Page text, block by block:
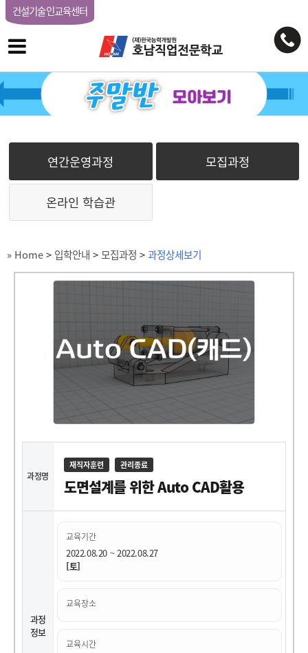
건설기술인교육센터
연간운영과정 모집과정
온라인 학습관
» Home> 입학안내 >모집과정 >과정상세보기
과정명
재직자훈련 관리종료
도면설계를 위한 Auto CAD활용
과정
정보
교육기간
2022.08.20 ~ 2022.08.27
[토]
교육장소
교육시간